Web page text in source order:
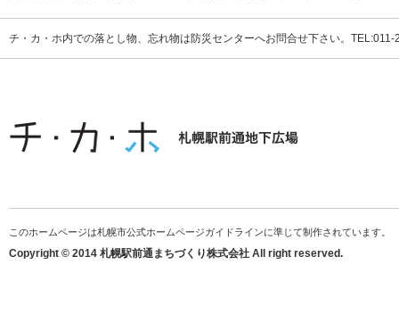
チ・カ・ホ内での落とし物、忘れ物は防災センターへお問合せ下さい。
このホームページは札幌市公式ホームページガイドラインに準じて制作されています。
Copyright © 2014 札幌駅前通まちづくり株式会社 All right reserved.